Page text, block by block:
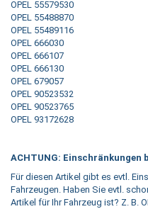
OPEL 55579530
OPEL 55488870
OPEL 55489116
OPEL 666030
OPEL 666107
OPEL 666130
OPEL 679057
OPEL 90523532
OPEL 90523765
OPEL 93172628
ACHTUNG: Einschränkungen
Für diesen Artikel gibt es evtl.
Fahrzeugen. Haben Sie evtl.
Artikel für Ihr Fahrzeug ist? Z. B.